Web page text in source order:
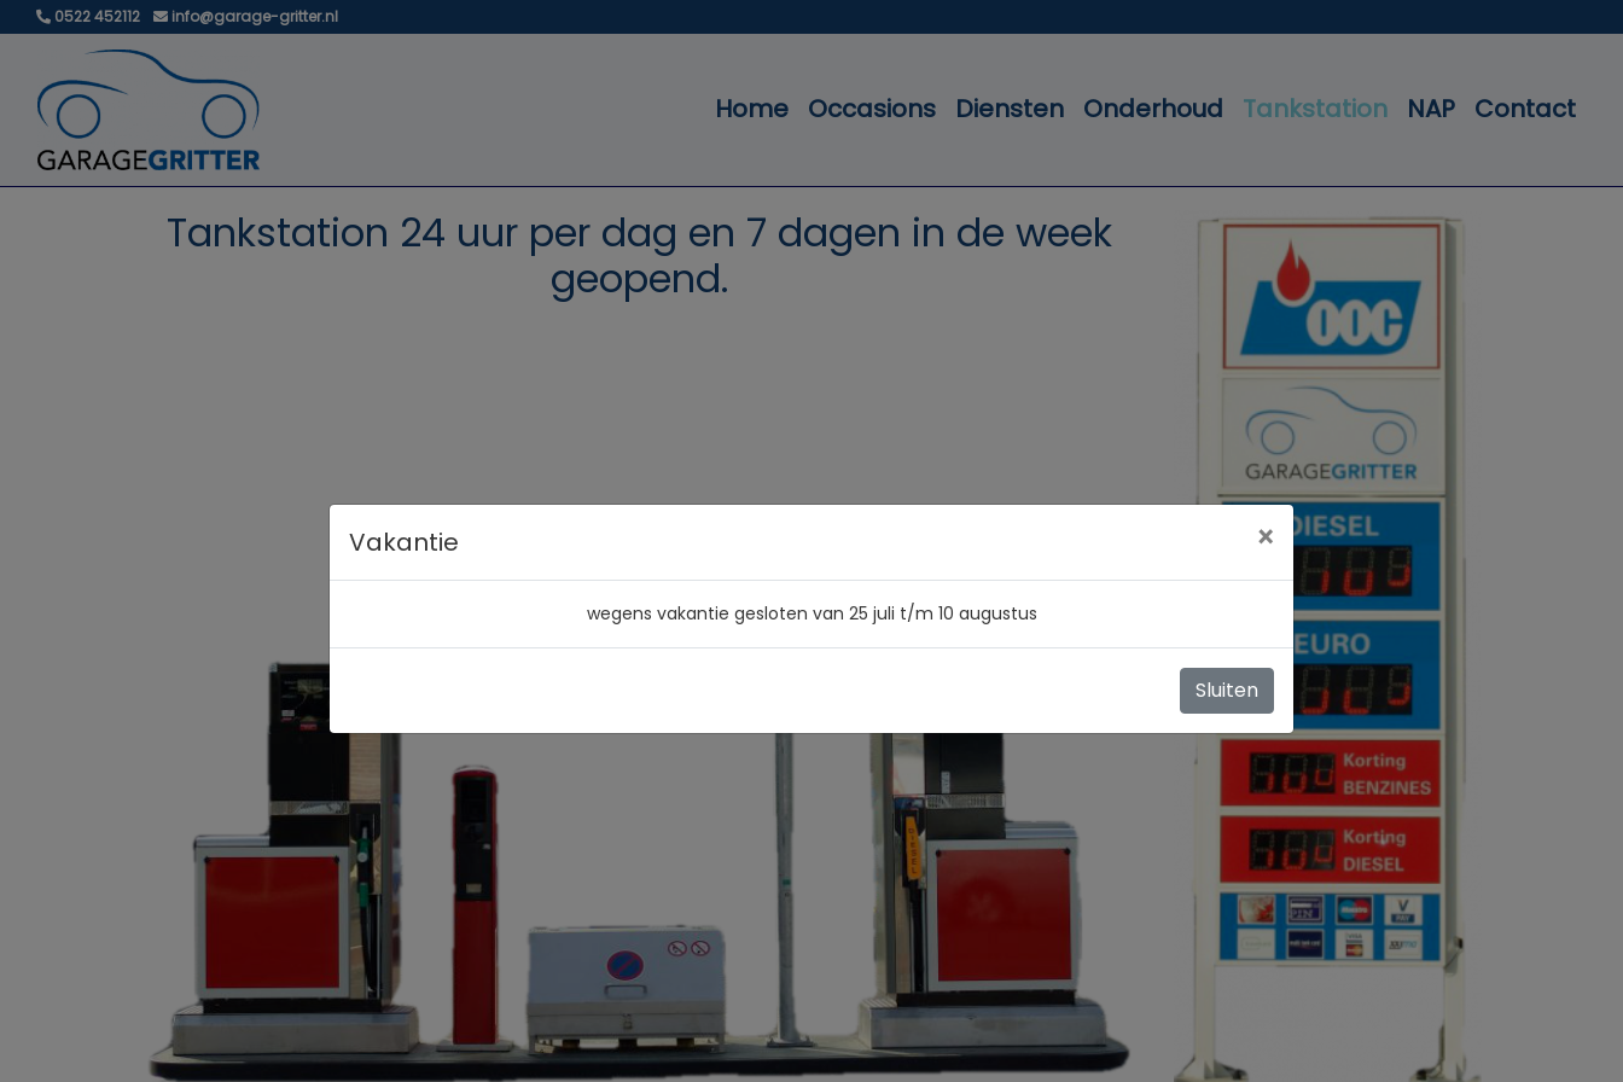
0522 452112 info@garage-gritter.nl
Home Occasions Diensten Onderhoud Tankstation NAP Contact
Tankstation 24 uur per dag en 7 dagen in de week
geopend.
Vakantie ×
wegens vakantie gesloten van 25 juli t/m 10 augustus
Sluiten